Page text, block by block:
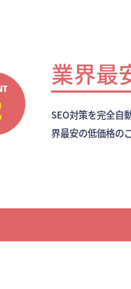
業界最
SEO対策を完全自
界最安の低価格の